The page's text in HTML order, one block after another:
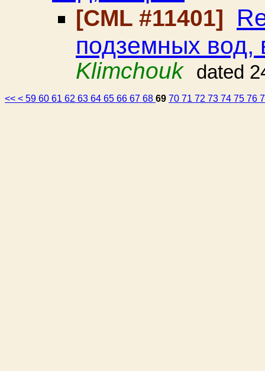
[CML #11401]
подземных вод,
Klimchouk
dated
<< < 59 60 61 62 63 64 65 66 67 68 69 70 71 72 73 74 75 76